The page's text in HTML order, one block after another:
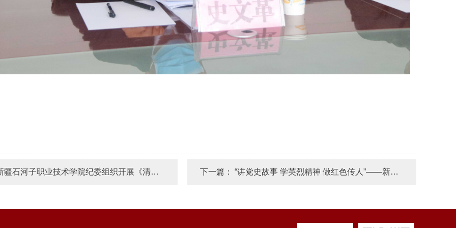
石河子职业技术学院纪委组织开展《清风传家》《严以治家》读书活动 下一篇： “讲党史故事 学英烈精神 做红色传人”——新疆石河子职业技术学院举行缅怀革命英烈 活动